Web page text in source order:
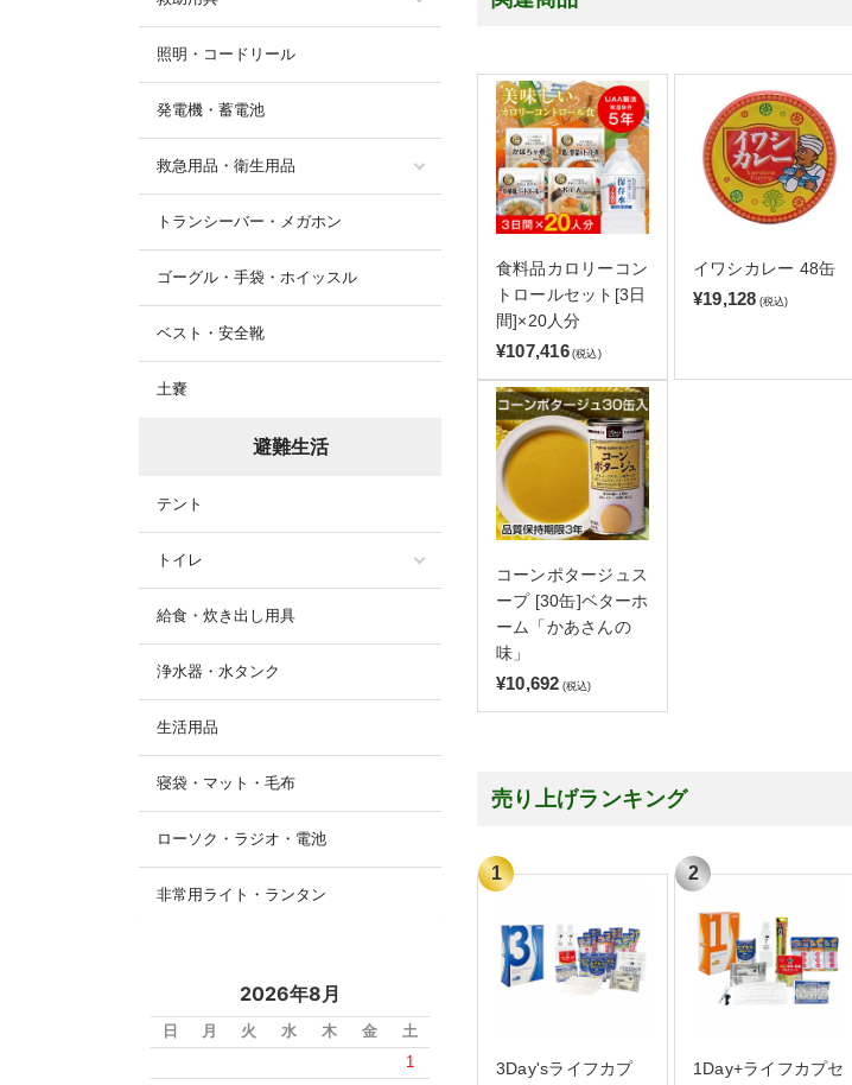
食料品カロリーコン
トロールセット[3日
間]×20人分
¥107,416 (税込)
イワシカレー 48缶
¥19,128 (税込)
コーンポタージュス
ープ [30缶]ベターホ
ーム「かあさんの
味」
¥10,692 (税込)
売り上げランキング
3Day'sライフカプ 1Day+ライフカプセ
照明・コードリール
発電機・蓄電池
救急用品・衛生用品
トランシーバー・メガホン
ゴーグル・手袋・ホイッスル
ベスト・安全靴
土嚢
避難生活
テント
トイレ
給食・炊き出し用具
浄水器・水タンク
生活用品
寝袋・マット・毛布
ローソク・ラジオ・電池
非常用ライト・ランタン
2026年8月
日 月 火 水 木 金
土
1